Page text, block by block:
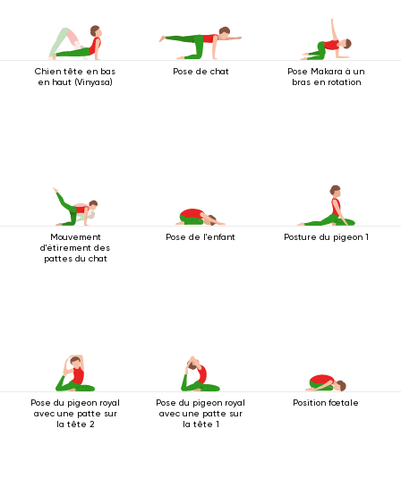
Chien tête en bas
en haut (Vinyasa)
Pose de chat
Pose Makara à un
bras en rotation
Mouvement
d'étirement des
pattes du chat
Pose de l'enfant Posture du pigeon 1
Pose du pigeon royal
avec une patte sur
la tête 2
Pose du pigeon royal
avec une patte sur
la tête 1
Position fœtale